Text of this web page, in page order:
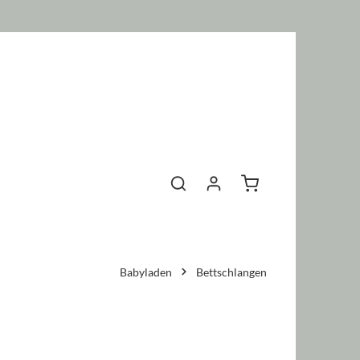
Warenkorb enthält 0
Babyladen Bettschlangen